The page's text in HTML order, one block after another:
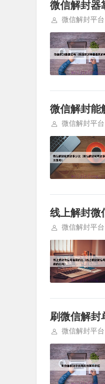
微信解封器
微信解封平台
微信解封能
微信解封平台
线上解封微
微信解封平台
刷微信解封
微信解封平台